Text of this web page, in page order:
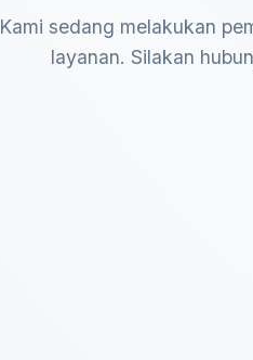
Kami sedang melakukan
layanan. Silakan